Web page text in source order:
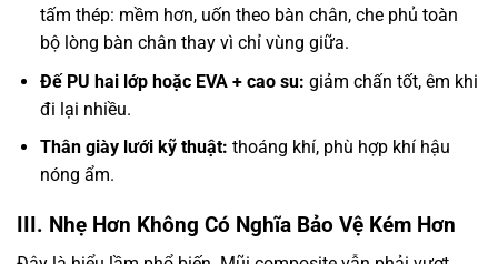
tấm thép: mềm hơn, uốn theo bàn chân, che phủ toàn
bộ lòng bàn chân thay vì chỉ vùng giữa.
Đế PU hai lớp hoặc EVA + cao su: giảm chấn tốt, êm khi
đi lại nhiều.
Thân giày lưới kỹ thuật: thoáng khí, phù hợp khí hậu
nóng ẩm.
III. Nhẹ Hơn Không Có Nghĩa Bảo Vệ Kém Hơn